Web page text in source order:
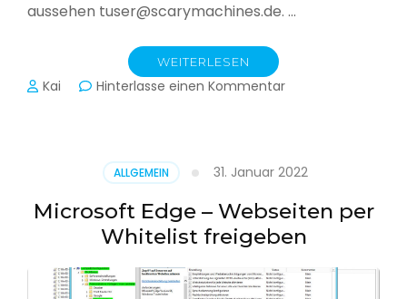
aussehen tuser@scarymachines.de. …
WEITERLESEN
Kai Hinterlasse einen Kommentarzu
(UPN)
im
Active
Directory
ALLGEMEIN 31. Januar 2022
Microsoft Edge – Webseiten per
Whitelist freigeben